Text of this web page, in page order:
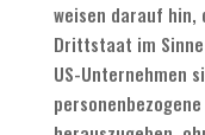
weisen darauf hin,
Drittstaat im
US-Unternehmen